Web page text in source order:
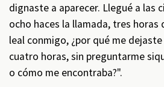
dignaste a aparecer. Llegué a las
ocho haces la llamada, tres horas
leal conmigo, ¿por qué me
cuatro horas, sin preguntarme
o cómo me encontraba?".